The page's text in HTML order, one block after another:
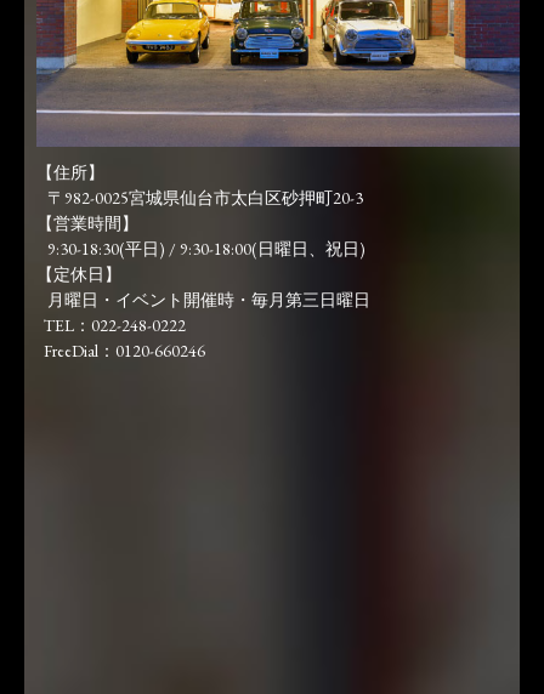
【住所】
〒982-0025宮城県仙台市太白区砂押町20-3
【営業時間】
9:30-18:30(平日) / 9:30-18:00(日曜日、祝日)
【定休日】
月曜日・イベント開催時・毎月第三日曜日
TEL：022-248-0222
FreeDial：0120-660246